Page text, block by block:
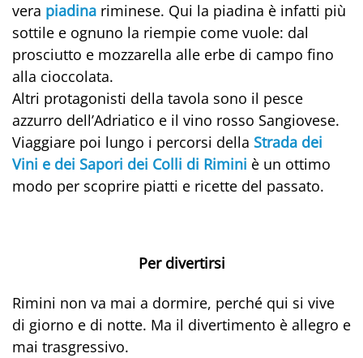
vera piadina riminese. Qui la piadina è infatti più
sottile e ognuno la riempie come vuole: dal
prosciutto e mozzarella alle erbe di campo fino
alla cioccolata.
Altri protagonisti della tavola sono il pesce
azzurro dell’Adriatico e il vino rosso Sangiovese.
Viaggiare poi lungo i percorsi della Strada dei
Vini e dei Sapori dei Colli di Rimini è un ottimo
modo per scoprire piatti e ricette del passato.
Per divertirsi
Rimini non va mai a dormire, perché qui si vive
di giorno e di notte. Ma il divertimento è allegro e
mai trasgressivo.